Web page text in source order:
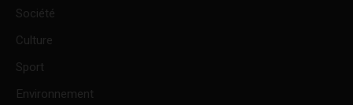
Société
Culture
Sport
Environnement